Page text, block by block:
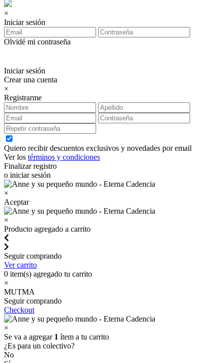
×
Iniciar sesión
Olvidé mi contraseña
Iniciar sesión
Crear una cuenta
×
Registrarme
Quiero recibir descuentos exclusivos y novedades por email
Ver los términos y condiciones
Finalizar registro
o iniciar sesión
×
Aceptar
×
Producto agregado a carrito
Seguir comprando
Ver carrito
0 item(s) agregado tu carrito
×
MUTMA
Seguir comprando
Checkout
×
Se va a agregar 1 ítem a tu carrito
¿Es para un colectivo?
No